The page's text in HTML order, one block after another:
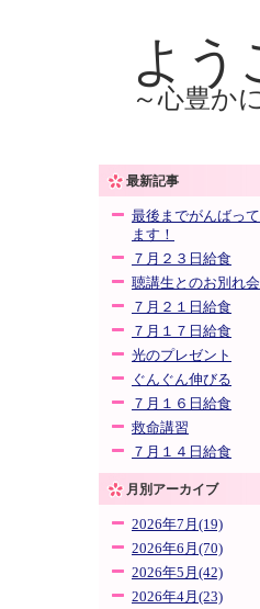
よう
～心豊か
最新記事
最後までがんばっ
ます！
７月２３日給食
聴講生とのお別れ会
７月２１日給食
７月１７日給食
光のプレゼント
ぐんぐん伸びる
７月１６日給食
救命講習
７月１４日給食
月別アーカイブ
2026年7月(19)
2026年6月(70)
2026年5月(42)
2026年4月(23)